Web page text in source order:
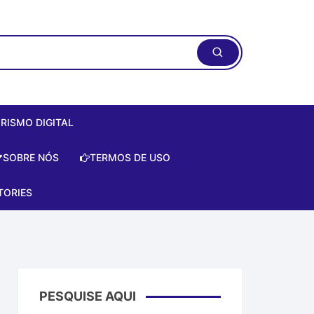
DIGITAL
Digital:
SOBRE NÓS TERMOS DE USO
PESQUISE AQUI